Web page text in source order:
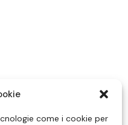
come i cookie per